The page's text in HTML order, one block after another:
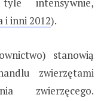
intensywnie,
i inni 2012).
stanowią
zwierzętami
zwierzęcego.